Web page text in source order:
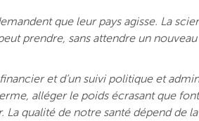
que leur pays agisse. La
prendre, sans attendre un
et d’un suivi politique et
alléger le poids écrasant que
La qualité de notre santé dépend de